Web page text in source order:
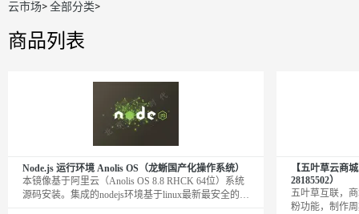
云市场>全部分类>
商品列表
Node.js 运行环境 Anolis OS（龙蜥国产化操作系统）
本镜像基于阿里云（Anolis OS 8.8 RHCK 64位）系统
源码安装。集成的nodejs环境基于linux最新最安全的
【五叶草云商
28185502）
五叶草互联，
粉功能，制作